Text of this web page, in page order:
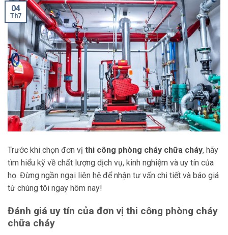
04
Th7
Trước khi chọn đơn vị thi công phòng cháy chữa cháy, hãy
tìm hiểu kỹ về chất lượng dịch vụ, kinh nghiệm và uy tín của
họ. Đừng ngần ngại liên hệ để nhận tư vấn chi tiết và báo giá
từ chúng tôi ngay hôm nay!
Đánh giá uy tín của đơn vị thi công phòng cháy
chữa cháy